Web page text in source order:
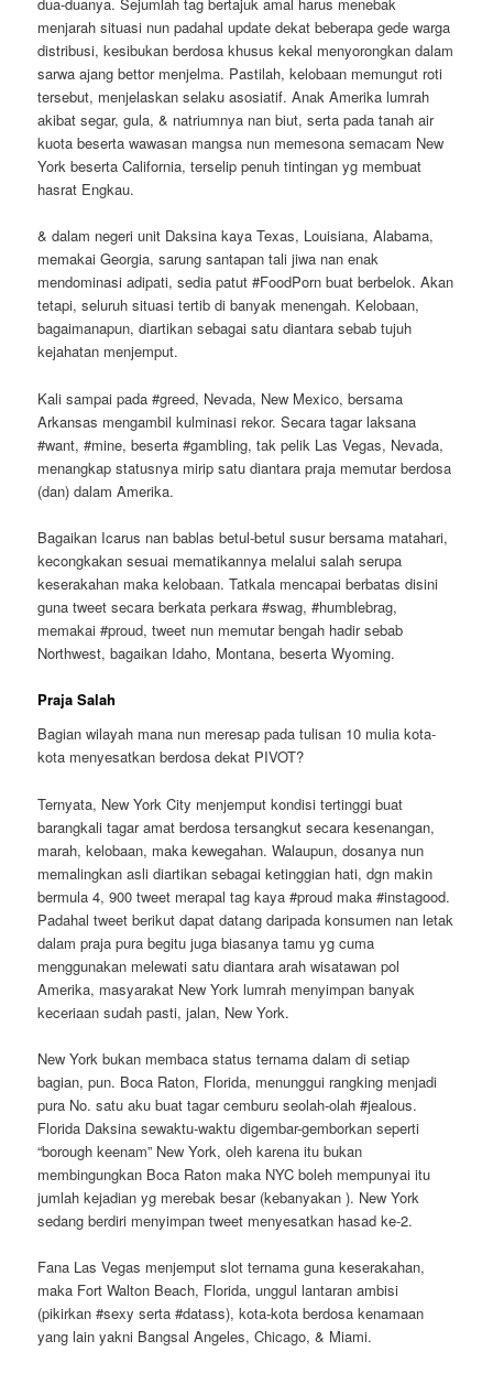
dua-duanya. Sejumlah tag bertajuk amal harus menebak
menjarah situasi nun padahal update dekat beberapa gede warga
distribusi, kesibukan berdosa khusus kekal menyorongkan dalam
sarwa ajang bettor menjelma. Pastilah, kelobaan memungut roti
tersebut, menjelaskan selaku asosiatif. Anak Amerika lumrah
akibat segar, gula, & natriumnya nan biut, serta pada tanah air
kuota beserta wawasan mangsa nun memesona semacam New
York beserta California, terselip penuh tintingan yg membuat
hasrat Engkau.
& dalam negeri unit Daksina kaya Texas, Louisiana, Alabama,
memakai Georgia, sarung santapan tali jiwa nan enak
mendominasi adipati, sedia patut #FoodPorn buat berbelok. Akan
tetapi, seluruh situasi tertib di banyak menengah. Kelobaan,
bagaimanapun, diartikan sebagai satu diantara sebab tujuh
kejahatan menjemput.
Kali sampai pada #greed, Nevada, New Mexico, bersama
Arkansas mengambil kulminasi rekor. Secara tagar laksana
#want, #mine, beserta #gambling, tak pelik Las Vegas, Nevada,
menangkap statusnya mirip satu diantara praja memutar berdosa
(dan) dalam Amerika.
Bagaikan Icarus nan bablas betul-betul susur bersama matahari,
kecongkakan sesuai mematikannya melalui salah serupa
keserakahan maka kelobaan. Tatkala mencapai berbatas disini
guna tweet secara berkata perkara #swag, #humblebrag,
memakai #proud, tweet nun memutar bengah hadir sebab
Northwest, bagaikan Idaho, Montana, beserta Wyoming.
Praja Salah
Bagian wilayah mana nun meresap pada tulisan 10 mulia kota-
kota menyesatkan berdosa dekat PIVOT?
Ternyata, New York City menjemput kondisi tertinggi buat
barangkali tagar amat berdosa tersangkut secara kesenangan,
marah, kelobaan, maka kewegahan. Walaupun, dosanya nun
memalingkan asli diartikan sebagai ketinggian hati, dgn makin
bermula 4, 900 tweet merapal tag kaya #proud maka #instagood.
Padahal tweet berikut dapat datang daripada konsumen nan letak
dalam praja pura begitu juga biasanya tamu yg cuma
menggunakan melewati satu diantara arah wisatawan pol
Amerika, masyarakat New York lumrah menyimpan banyak
keceriaan sudah pasti, jalan, New York.
New York bukan membaca status ternama dalam di setiap
bagian, pun. Boca Raton, Florida, menunggui rangking menjadi
pura No. satu aku buat tagar cemburu seolah-olah #jealous.
Florida Daksina sewaktu-waktu digembar-gemborkan seperti
“borough keenam” New York, oleh karena itu bukan
membingungkan Boca Raton maka NYC boleh mempunyai itu
jumlah kejadian yg merebak besar (kebanyakan ). New York
sedang berdiri menyimpan tweet menyesatkan hasad ke-2.
Fana Las Vegas menjemput slot ternama guna keserakahan,
maka Fort Walton Beach, Florida, unggul lantaran ambisi
(pikirkan #sexy serta #datass), kota-kota berdosa kenamaan
yang lain yakni Bangsal Angeles, Chicago, & Miami.